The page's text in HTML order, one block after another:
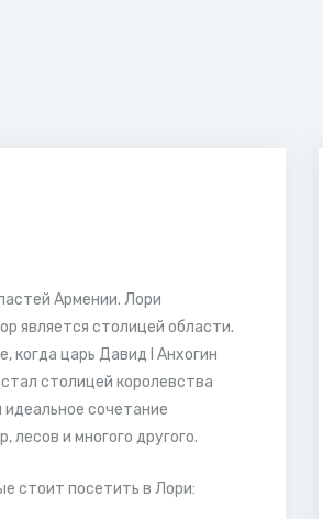
Армении. Лори
является столицей области.
когда царь Давид I Анхогин
столицей королевства
сочетание
лесов и многого другого.
стоит посетить в Лори: